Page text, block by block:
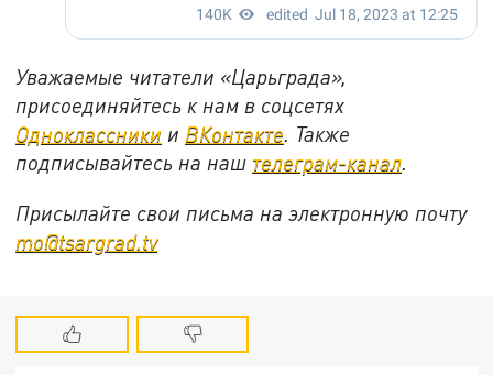
Уважаемые читатели «Царьграда»,
присоединяйтесь к нам в соцсетях
Одноклассники и ВКонтакте. Также
подписывайтесь на наш телеграм-канал.
Присылайте свои письма на электронную почту
mo@tsargrad.tv